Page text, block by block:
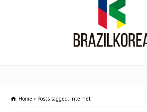
Home Posts tagged: internet